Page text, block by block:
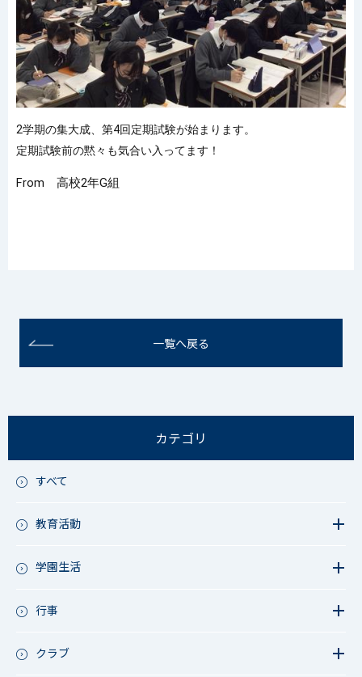
2学期の集大成、第4回定期試験が始まります。
定期試験前の黙々も気合い入ってます！
From 高校2年G組
一覧へ戻る
カテゴリ
すべて
教育活動
教育活動（高校）
アース・プロジェクト
学園生活
今日の1枚～ｸﾗｽ&ｸﾗﾌﾞ編～
行事
成立祭（文化祭）
クラブ